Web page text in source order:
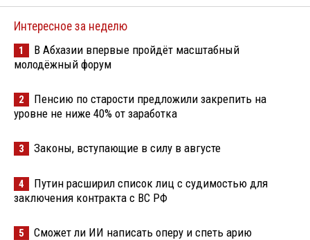
Интересное за неделю
1
В Абхазии впервые пройдёт масштабный
молодёжный форум
2
Пенсию по старости предложили закрепить на
уровне не ниже 40% от заработка
3 Законы, вступающие в силу в августе
4
Путин расширил список лиц с судимостью для
заключения контракта с ВС РФ
5 Сможет ли ИИ написать оперу и спеть арию